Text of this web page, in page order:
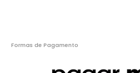
Formas de Pagamento